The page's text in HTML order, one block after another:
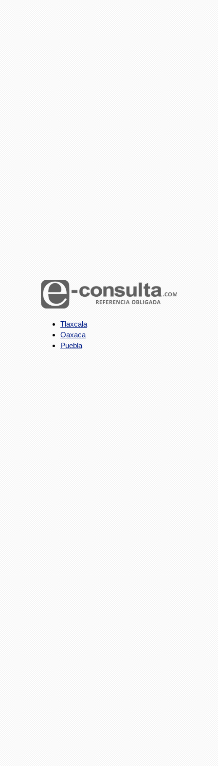
Tlaxcala
Oaxaca
Puebla